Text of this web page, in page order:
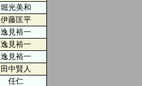
堀光美和
伊藤匡平
逸見裕一
逸見裕一
逸見裕一
田中賢人
任仁